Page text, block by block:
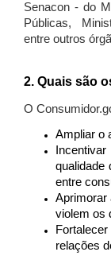
Senacon - do
Públicas,
entre outros
2. Quais são
O
Ampliar o
qualidade
entre
Aprimorar
violem os
relações